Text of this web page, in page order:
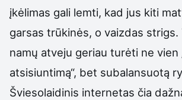
įkėlimas gali lemti, kad jus kiti
garsas trūkinės, o vaizdas
namų atveju geriau turėti ne vien
atsisiuntimą“, bet subalansuotą
Šviesolaidinis internetas čia